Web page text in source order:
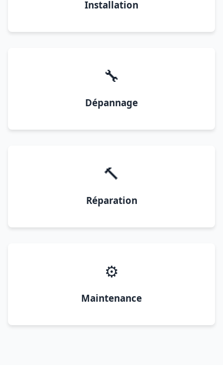
Installation
🔧
Dépannage
🔨
Réparation
⚙️
Maintenance